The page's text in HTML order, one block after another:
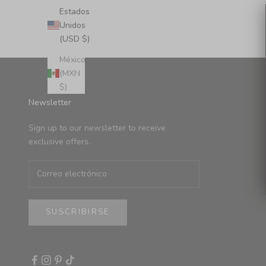
Estados
Unidos
(USD $)
México
(MXN
$)
Newsletter
Sign up to our newsletter to receive
exclusive offers.
SUSCRIBIRSE